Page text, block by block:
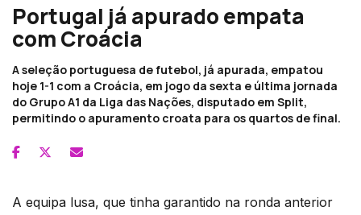
Portugal já apurado empata
com Croácia
A seleção portuguesa de futebol, já apurada, empatou
hoje 1-1 com a Croácia, em jogo da sexta e última jornada
do Grupo A1 da Liga das Nações, disputado em Split,
permitindo o apuramento croata para os quartos de final.
A equipa lusa, que tinha garantido na ronda anterior